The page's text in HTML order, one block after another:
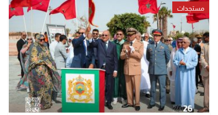
مستجدات